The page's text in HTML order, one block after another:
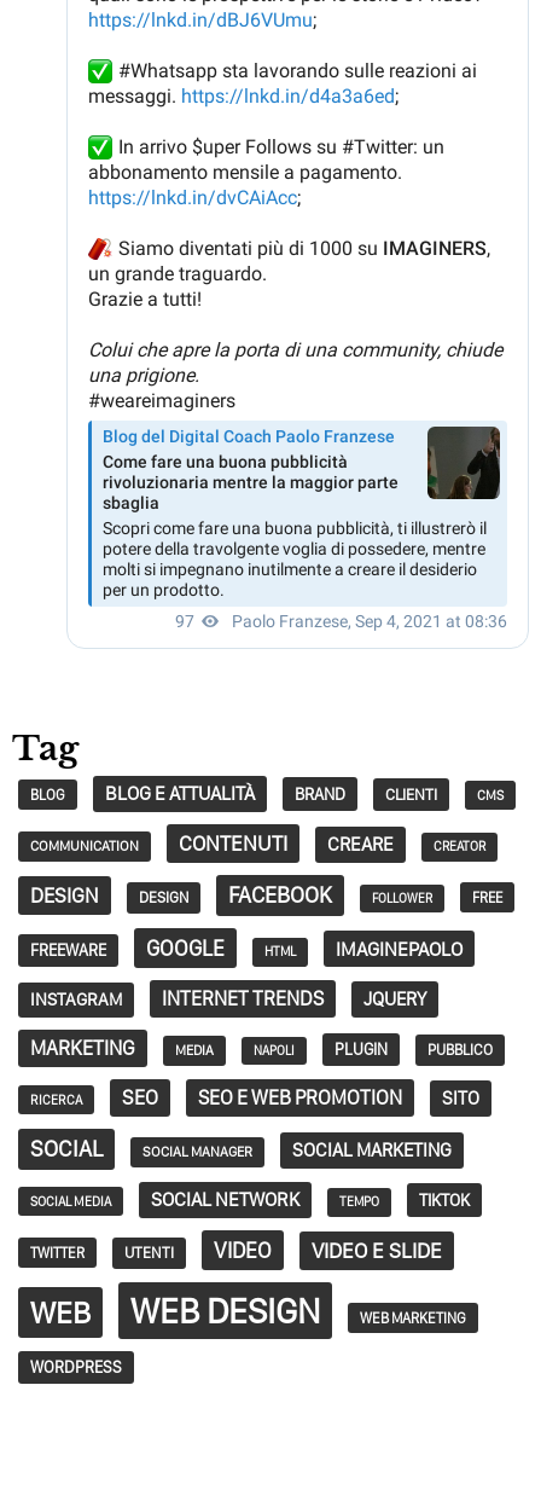
Tag
BLOG BLOG E ATTUALITÀ BRAND CLIENTI CMS
COMMUNICATION CONTENUTI CREARE CREATOR
DESIGN DESIGN FACEBOOK FOLLOWER FREE
FREEWARE GOOGLE HTML IMAGINEPAOLO
INSTAGRAM INTERNET TRENDS JQUERY
MARKETING MEDIA NAPOLI PLUGIN PUBBLICO
RICERCA SEO SEO E WEB PROMOTION SITO
SOCIAL SOCIAL MANAGER SOCIAL MARKETING
SOCIAL MEDIA SOCIAL NETWORK TEMPO TIKTOK
TWITTER UTENTI VIDEO VIDEO E SLIDE
WEB WEB DESIGN WEB MARKETING
WORDPRESS